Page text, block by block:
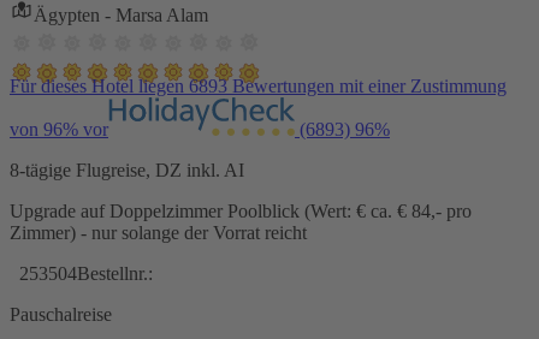
Ägypten - Marsa Alam
Für dieses Hotel liegen 6893 Bewertungen mit einer Zustimmung
von 96% vor (6893) 96%
8-tägige Flugreise, DZ inkl. AI
Upgrade auf Doppelzimmer Poolblick (Wert: € ca. € 84,- pro
Zimmer) - nur solange der Vorrat reicht
253504Bestellnr.:
Pauschalreise